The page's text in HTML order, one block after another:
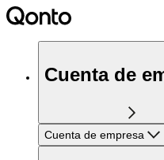
Cuenta de
Cuenta de empresa